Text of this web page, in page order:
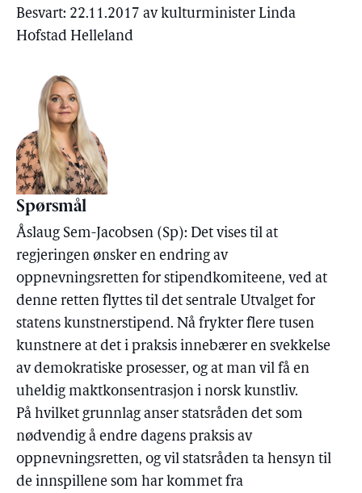
Besvart: 22.11.2017 av kulturminister Linda
Hofstad Helleland
Spørsmål
Åslaug Sem-Jacobsen (Sp): Det vises til at
regjeringen ønsker en endring av
oppnevningsretten for stipendkomiteene, ved at
denne retten flyttes til det sentrale Utvalget for
statens kunstnerstipend. Nå frykter flere tusen
kunstnere at det i praksis innebærer en svekkelse
av demokratiske prosesser, og at man vil få en
uheldig maktkonsentrasjon i norsk kunstliv.
På hvilket grunnlag anser statsråden det som
nødvendig å endre dagens praksis av
oppnevningsretten, og vil statsråden ta hensyn til
de innspillene som har kommet fra